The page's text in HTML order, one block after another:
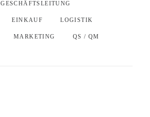
GESCHÄFTSLEITUNG
EINKAUF LOGISTIK
MARKETING QS / QM